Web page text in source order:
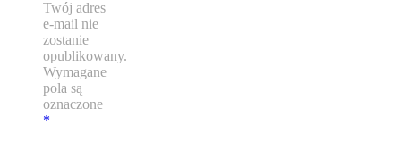
Twój adres
e-mail nie
zostanie
opublikowany.
Wymagane
pola są
oznaczone
*